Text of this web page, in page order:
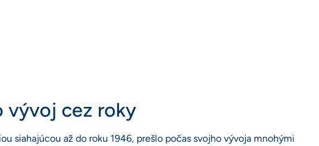
vývoj cez roky
siahajúcou až do roku 1946, prešlo počas svojho vývoja mnohými